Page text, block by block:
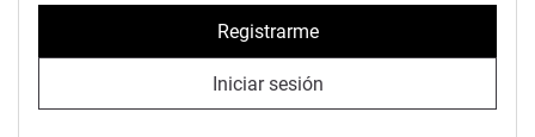
Registrarme
Iniciar sesión